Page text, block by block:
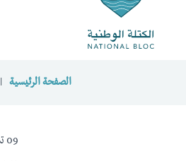
الصفحة الرئيسية
09 تشرين الأول 2023